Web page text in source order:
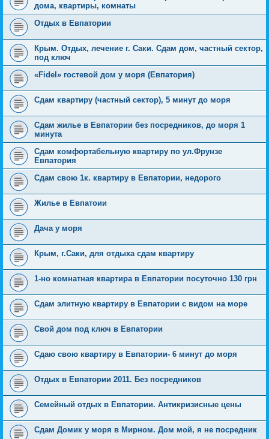
дома, квартиры, комнаты
Отдых в Евпатории
Крым. Отдых, лечение г. Саки. Сдам дом, частный сектор,
под ключ
«Fidel» гостевой дом у моря (Евпатория)
Сдам квартиру (частный сектор), 5 минут до моря
Сдам жилье в Евпатории без посредников, до моря 1
минута
Сдам комфортабельную квартиру по ул.Фрунзе
Евпатория
Сдам свою 1к. квартиру в Евпатории, недорого
Жилье в Евпатоии
Дача у моря
Крым, г.Саки, для отдыха сдам квартиру
1-но комнатная квартира в Евпатории посуточно 130 грн
Сдам элитную квартиру в Евпатории с видом на море
Свой дом под ключ в Евпатории
Сдаю свою квартиру в Евпатории- 6 минут до моря
Отдых в Евпатории 2011. Без посредников
Семейный отдых в Евпатории. Антикризисные цены
Сдам Домик у моря в Мирном. Дом мой, я не посредник